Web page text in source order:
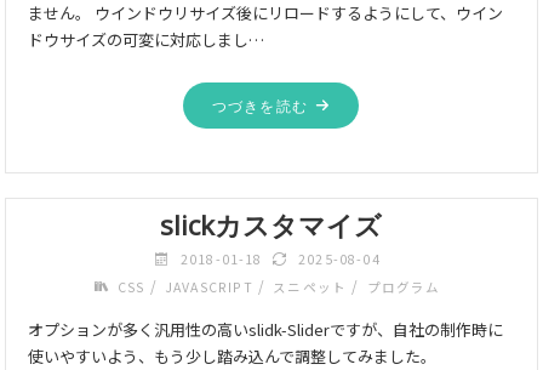
ません。 ウインドウリサイズ後にリロードするようにして、ウイン
ドウサイズの可変に対応しまし…
つづきを読む
slickカスタマイズ
2018-01-18
2025-08-04
CSS / JAVASCRIPT / スニペット / プログラム
オプションが多く汎用性の高いslidk-Sliderですが、自社の制作時に
使いやすいよう、もう少し踏み込んで調整してみました。